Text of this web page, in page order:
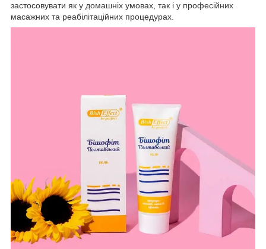
застосовувати як у домашніх умовах, так і у професійних
масажних та реабілітаційних процедурах.